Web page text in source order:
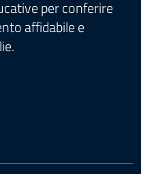
per conferire
affidabile e